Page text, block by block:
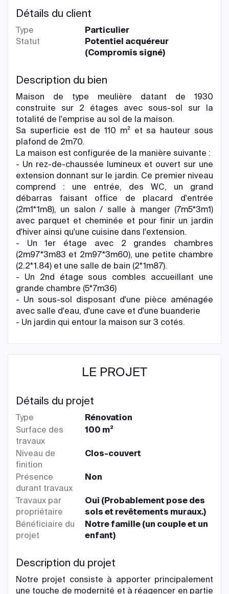
Détails du client
Type
Particulier
Statut
Potentiel acquéreur
(Compromis signé)
Description du bien
Maison de type meulière datant de 1930
construite sur 2 étages avec sous-sol sur la
totalité de l'emprise au sol de la maison.
Sa superficie est de 110 m² et sa hauteur sous
plafond de 2m70.
La maison est configurée de la manière suivante :
- Un rez-de-chaussée lumineux et ouvert sur une
extension donnant sur le jardin. Ce premier niveau
comprend : une entrée, des WC, un grand
débarras faisant office de placard d'entrée
(2m1*1m8), un salon / salle à manger (7m5*3m1)
avec parquet et cheminée et pour finir un jardin
d'hiver ainsi qu'une cuisine dans l'extension.
- Un 1er étage avec 2 grandes chambres
(2m97*3m83 et 2m97*3m60), une petite chambre
(2.2*1.84) et une salle de bain (2*1m87).
- Un 2nd étage sous combles accueillant une
grande chambre (5*7m36)
- Un sous-sol disposant d'une pièce aménagée
avec salle d'eau, d'une cave et d'une buanderie
- Un jardin qui entour la maison sur 3 cotés.
LE PROJET
Détails du projet
Type
Rénovation
Surface des
travaux
100 m²
Niveau de
finition
Clos-couvert
Présence
durant travaux
Non
Travaux par
propriétaire
Oui (Probablement pose des
sols et revêtements muraux.)
Bénéficiaire du
projet
Notre famille (un couple et un
enfant)
Description du projet
Notre projet consiste à apporter principalement
une touche de modernité et à réagencer en partie